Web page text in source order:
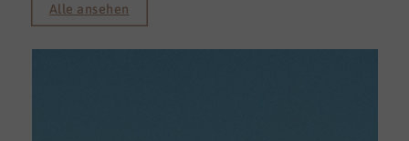
Alle ansehen